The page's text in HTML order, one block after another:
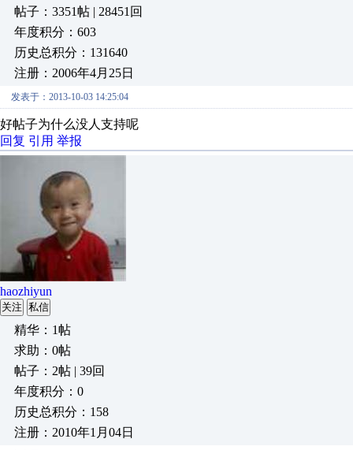
帖子：3351帖 | 28451回
年度积分：603
历史总积分：131640
注册：2006年4月25日
发表于：2013-10-03 14:25:04
好帖子为什么没人支持呢
回复 引用 举报
haozhiyun
关注 私信
精华：1帖
求助：0帖
帖子：2帖 | 39回
年度积分：0
历史总积分：158
注册：2010年1月04日